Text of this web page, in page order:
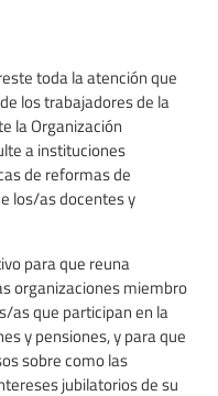
toda la atención que
los trabajadores de la
la Organización
a instituciones
de reformas de
los/as docentes y
para que reuna
organizaciones miembro
as que participan en la
y pensiones, y para que
sobre como las
jubilatorios de su